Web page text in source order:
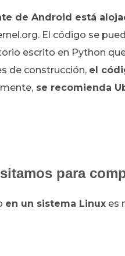
de Android está
El código se
escrito en Python
de construcción, el
se recomienda
para
en un sistema Linux es